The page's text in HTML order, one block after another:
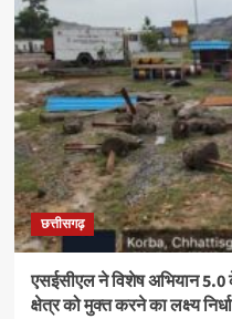
ने
धन
धान्य
कृषि
योजना,
दलहन
आत्मनिर्भरता
मिशन
का
किया
शुभारम्भ
छत्तीसगढ़
एसईसीएल ने विशेष अभियान
क्षेत्र को मुक्त करने का लक्ष्य